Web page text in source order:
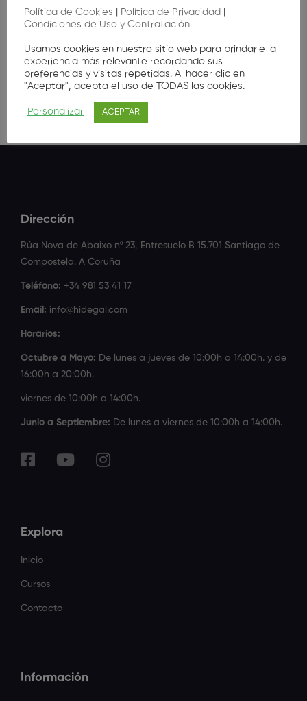
siguiente nivel.Aprende a incorporar 3M™ Clinpro™
Dirección
Rúa Nova de Abaixo nº 23, Entresuelo B 15.701 Santiago de
Compostela. A Coruña
Teléfono: +34 981 53 41 17
Email: info@hidegal.com
Horarios:
Octubre a Mayo: De lunes a jueves de 10:00h a 14:00h. y de
16:00h a 20:00h.
viernes de 10:00h a 14:00h.
Junio a Septiembre: De lunes a viernes de 10:00h a 14:00h.
Explora
Inicio
Cursos
Contacto
Información
Política de Cookies Política de Privacidad
Condiciones de Uso y Contratación
Usamos cookies en nuestro sitio web para brindarle la
experiencia más relevante recordando sus
preferencias y visitas repetidas. Al hacer clic en
"Aceptar", acepta el uso de TODAS las cookies.
Personalizar ACEPTAR